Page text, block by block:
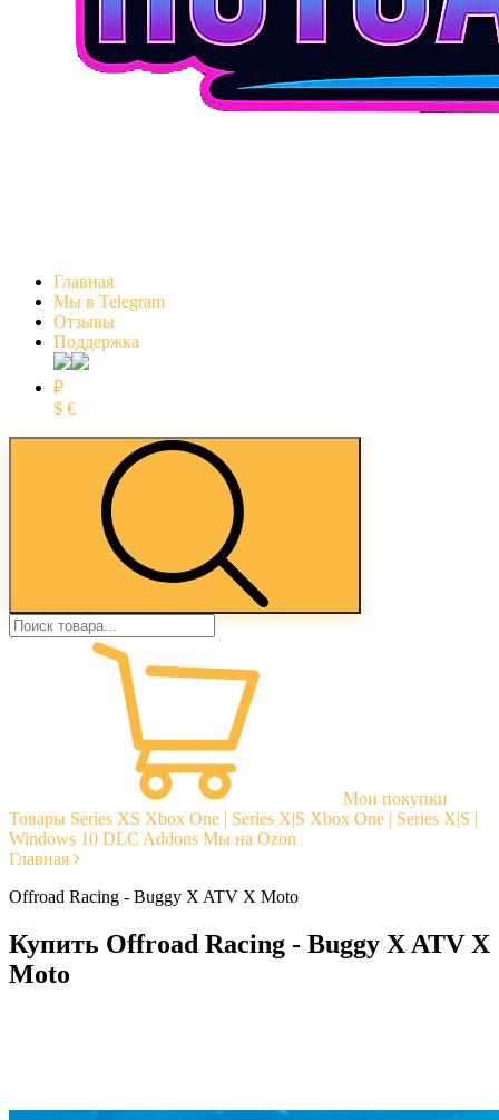
Главная
Мы в Telegram
Отзывы
Поддержка
₽
$ €
Мои покупки
Товары Series XS Xbox One | Series X|S Xbox One | Series X|S |
Windows 10 DLC Addons Мы на Ozon
Главная
Offroad Racing - Buggy X ATV X Moto
Купить Offroad Racing - Buggy X ATV X
Moto